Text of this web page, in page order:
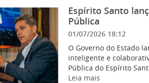
Espírito Santo
Pública
01/07/2026 18:12
O Governo do Estado
inteligente e
Pública do Espírito
Leia mais